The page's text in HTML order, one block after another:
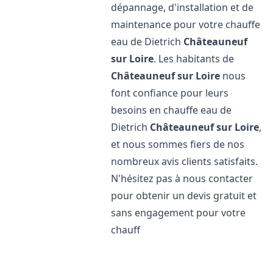
dépannage, d'installation et de
maintenance pour votre chauffe
eau de Dietrich Châteauneuf
sur Loire. Les habitants de
Châteauneuf sur Loire nous
font confiance pour leurs
besoins en chauffe eau de
Dietrich Châteauneuf sur Loire,
et nous sommes fiers de nos
nombreux avis clients satisfaits.
N'hésitez pas à nous contacter
pour obtenir un devis gratuit et
sans engagement pour votre
chauff